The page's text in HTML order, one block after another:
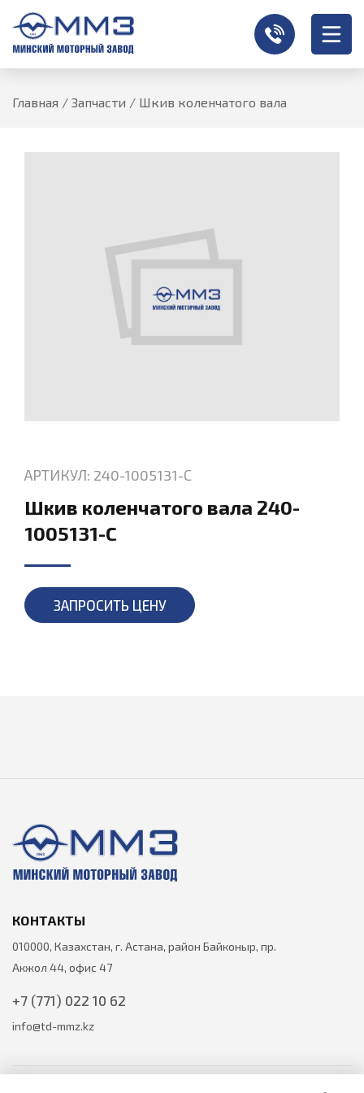
Главная / Запчасти / Шкив коленчатого вала
АРТИКУЛ: 240-1005131-С
Шкив коленчатого вала 240-
1005131-С
ЗАПРОСИТЬ ЦЕНУ
КОНТАКТЫ
010000, Казахстан, г. Астана, район Байконыр, пр.
Акжол 44, офис 47
+7 (771) 022 10 62
info@td-mmz.kz